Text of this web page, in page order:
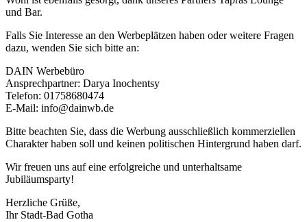
und Bar.
Falls Sie Interesse an den Werbeplätzen haben oder weitere Fragen
dazu, wenden Sie sich bitte an:
DAIN Werbebüro
Ansprechpartner: Darya Inochentsy
Telefon: 01758680474
E-Mail: info@dainwb.de
Bitte beachten Sie, dass die Werbung ausschließlich kommerziellen
Charakter haben soll und keinen politischen Hintergrund haben darf.
Wir freuen uns auf eine erfolgreiche und unterhaltsame
Jubiläumsparty!
Herzliche Grüße,
Ihr Stadt-Bad Gotha